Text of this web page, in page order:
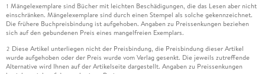
1 Mängelexemplare sind Bücher mit leichten Beschädigungen, die das Lesen aber nicht
einschränken. Mängelexemplare sind durch einen Stempel als solche gekennzeichnet.
Die frühere Buchpreisbindung ist aufgehoben. Angaben zu Preissenkungen beziehen
sich auf den gebundenen Preis eines mangelfreien Exemplars.
2 Diese Artikel unterliegen nicht der Preisbindung, die Preisbindung dieser Artikel
wurde aufgehoben oder der Preis wurde vom Verlag gesenkt. Die jeweils zutreffende
Alternative wird Ihnen auf der Artikelseite dargestellt. Angaben zu Preissenkungen